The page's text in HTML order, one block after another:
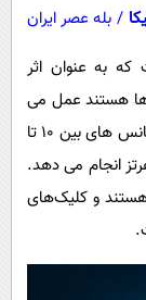
/ بله عصر ایران
به عنوان اثر
هستند عمل می
کند. به عنوان مثال، نهنگ آبی متوسط شما در فرکانس های بین ۱۰ تا
صدا می کند. نهنگ باله این کار را در ۲۰ هرتز انجام می دهد.
و کلیک‌های